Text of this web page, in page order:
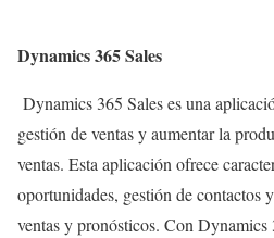
Dynamics 365 Sales
Dynamics 365 Sales es una
gestión de ventas y aumentar la
ventas. Esta aplicación ofrece
oportunidades, gestión de contactos
ventas y pronósticos. Con Dynamics